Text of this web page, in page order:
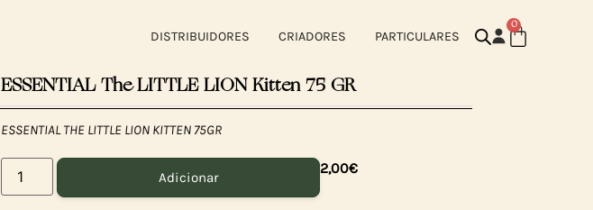
DISTRIBUIDORES CRIADORES PARTICULARES
0
ESSENTIAL The LITTLE LION Kitten 75 GR
ESSENTIAL THE LITTLE LION KITTEN 75GR
Adicionar
2,00€